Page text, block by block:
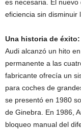
es necesaria. El
eficiencia sin disminuir
Una historia de
Audi alcanzó un hito
permanente a las
fabricante ofrecía un
para coches de
se presentó en 1980
de Ginebra. En 1986,
bloqueo manual del